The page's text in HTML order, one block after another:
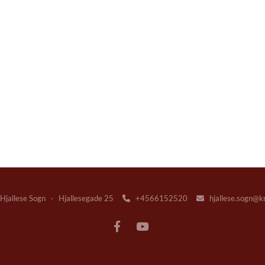
Sogn · Hjallesegade 25 +4566152520 